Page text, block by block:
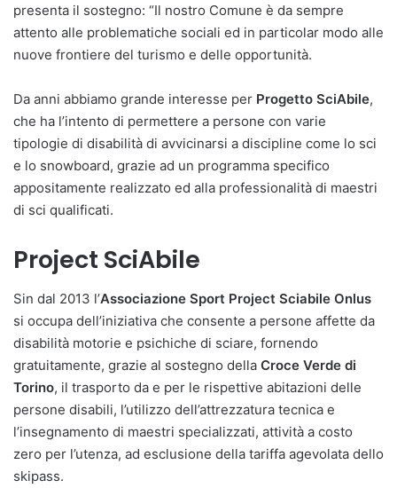
presenta il sostegno: “Il nostro Comune è da sempre
attento alle problematiche sociali ed in particolar modo alle
nuove frontiere del turismo e delle opportunità.
Da anni abbiamo grande interesse per Progetto SciAbile,
che ha l’intento di permettere a persone con varie
tipologie di disabilità di avvicinarsi a discipline come lo sci
e lo snowboard, grazie ad un programma specifico
appositamente realizzato ed alla professionalità di maestri
di sci qualificati.
Project SciAbile
Sin dal 2013 l’Associazione Sport Project Sciabile Onlus
si occupa dell’iniziativa che consente a persone affette da
disabilità motorie e psichiche di sciare, fornendo
gratuitamente, grazie al sostegno della Croce Verde di
Torino, il trasporto da e per le rispettive abitazioni delle
persone disabili, l’utilizzo dell’attrezzatura tecnica e
l’insegnamento di maestri specializzati, attività a costo
zero per l’utenza, ad esclusione della tariffa agevolata dello
skipass.